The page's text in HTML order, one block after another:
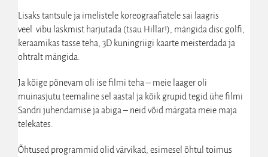
Lisaks tantsule ja imelistele koreograafiatele sai laagris
veel vibu laskmist harjutada (tsau Hillar!), mängida disc golfi,
keraamikas tasse teha, 3D kuningriigi kaarte meisterdada ja
ohtralt mängida.
Ja kõige põnevam oli ise filmi teha – meie laager oli
muinasjutu teemaline sel aastal ja kõik grupid tegid ühe filmi
Sandri juhendamise ja abiga – neid võid märgata meie maja
telekates.
Õhtused programmid olid värvikad, esimesel õhtul toimus